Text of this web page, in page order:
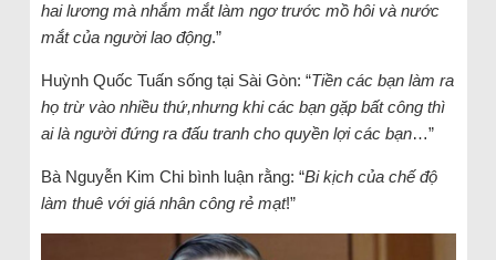
hai lương mà nhắm mắt làm ngơ trước mồ hôi và nước
mắt của người lao động.”
Huỳnh Quốc Tuấn sống tại Sài Gòn: “Tiền các bạn làm ra
họ trừ vào nhiều thứ,nhưng khi các bạn gặp bất công thì
ai là người đứng ra đấu tranh cho quyền lợi các bạn…”
Bà Nguyễn Kim Chi bình luận rằng: “Bi kịch của chế độ
làm thuê với giá nhân công rẻ mạt!”